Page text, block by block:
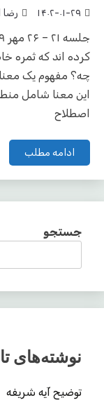
۱۴۰۲-۰۱-۲۹
کرده اند که ثمره
چه؟ مفهوم یک
این معنا شامل
اصطلاح
ادامه مطلب
جستجو
نوشته‌های
توضیح آیه شریفه